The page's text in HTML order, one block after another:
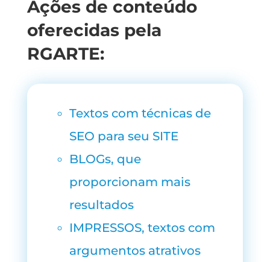
Ações de conteúdo
oferecidas pela
RGARTE:
Textos com técnicas de
SEO para seu SITE
BLOGs, que
proporcionam mais
resultados
IMPRESSOS, textos com
argumentos atrativos